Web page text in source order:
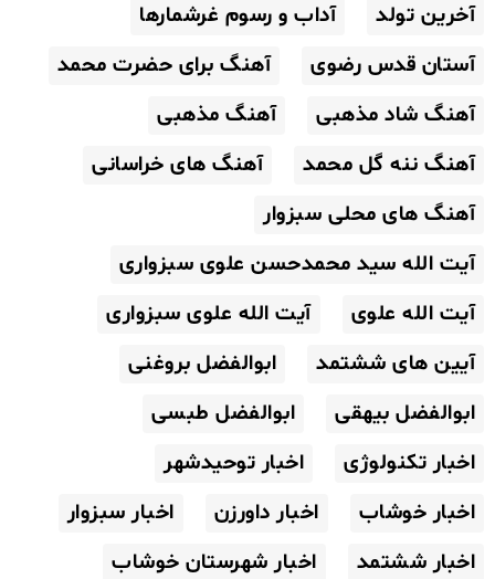
آخرین تولد
آداب و رسوم غرشمارها
آستان قدس رضوی
آهنگ برای حضرت محمد
آهنگ شاد مذهبی
آهنگ مذهبی
آهنگ ننه گل محمد
آهنگ های خراسانی
آهنگ های محلی سبزوار
آیت الله سید محمدحسن علوی سبزواری
آیت الله علوی
آیت الله علوی سبزواری
آیین های ششتمد
ابوالفضل بروغنی
ابوالفضل بیهقی
ابوالفضل طبسی
اخبار تکنولوژی
اخبار توحیدشهر
اخبار خوشاب
اخبار داورزن
اخبار سبزوار
اخبار ششتمد
اخبار شهرستان خوشاب